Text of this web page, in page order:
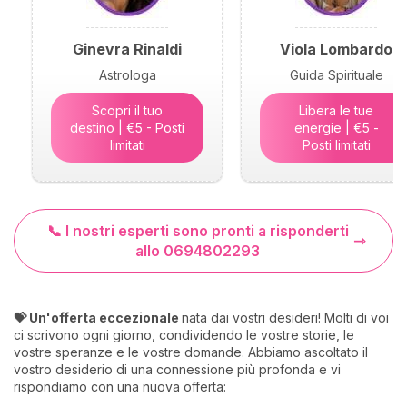
Ginevra Rinaldi
Astrologa
Scopri il tuo
destino | €5 - Posti
limitati
Viola Lombardo
Guida Spirituale
Libera le tue
energie | €5 -
Posti limitati
📞 I nostri esperti sono pronti a risponderti
allo 0694802293
💝 Un'offerta eccezionale nata dai vostri desideri! Molti di voi
ci scrivono ogni giorno, condividendo le vostre storie, le
vostre speranze e le vostre domande. Abbiamo ascoltato il
vostro desiderio di una connessione più profonda e vi
rispondiamo con una nuova offerta: